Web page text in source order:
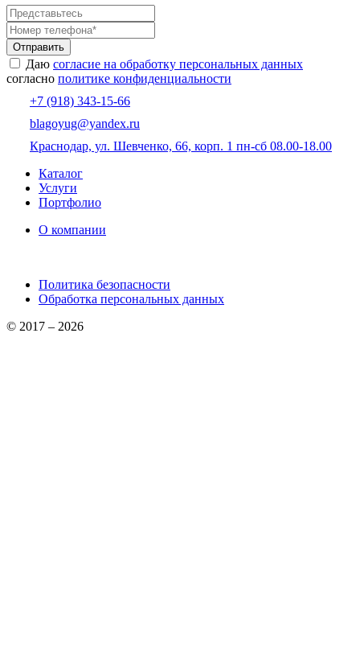
Отправить
Даю согласие на обработку персональных данных
согласно политике конфиденциальности
+7 (918) 343-15-66
blagoyug@yandex.ru
Краснодар, ул. Шевченко, 66, корп. 1 пн-сб 08.00-18.00
Каталог
Услуги
Портфолио
О компании
Политика безопасности
Обработка персональных данных
© 2017 – 2026